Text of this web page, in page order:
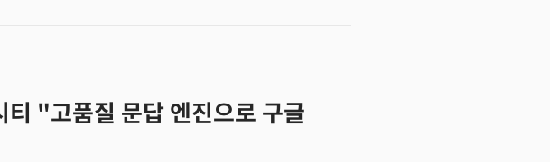
apart? According to Lee, it’s the combination of Saltlux’s
multilingual web information and even paid
users with precise answers and trustworthy
Goober achieved a 98% accuracy rate and a 97% recency
AI 도구 사용법을 익히는 게 전부는 아니다”라며 “AI를 100%
SK그룹이 추진 중인 ‘AI 일방혁(일하는 방식의 혁신)’을 좋은
일방혁 캠페인을 통해 실제 업무에서 해결해야 할 문제를 정의한
case)를 정립해 가고 있다는 설명이다. 그는 “구체적으로
티 "고품질 문답 엔진으로 구글